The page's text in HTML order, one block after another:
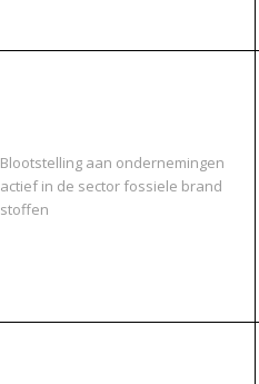
Blootstelling aan ondernemingen
actief in de sector fossiele brand
stoffen